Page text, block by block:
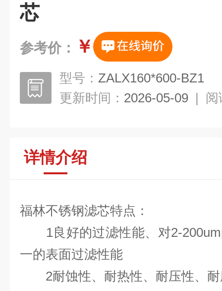
芯
参考价： ￥
型号： ZALX160*600-BZ1
更新时间： 2026-05-09 | 阅
详情介绍
福林不锈钢滤芯特点：
1良好的过滤性能、对2-200um
一的表面过滤性能
2耐蚀性、耐热性、耐压性、耐